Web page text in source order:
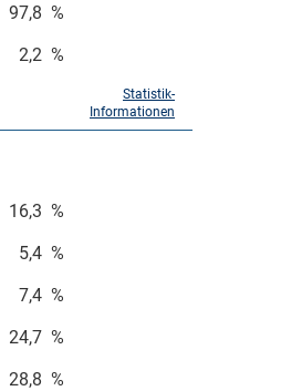
97,8 %
2,2 %
Statistik-
Informationen
16,3 %
5,4 %
7,4 %
24,7 %
28,8 %